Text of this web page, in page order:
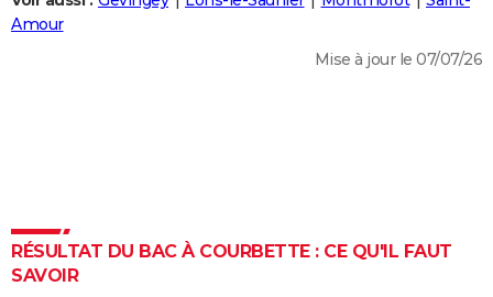
Destinations
City break
Voyage nature
Voyage de noces
Forum
Climat
+
PHOTO
Dictionnaire
Biographies
Citations
Expressions
Proverbes
PROGRAMME TV
Amour
Mise à jour le 07/07/26
RÉSULTAT DU BAC À COURBETTE : CE QU'IL FAUT
SAVOIR